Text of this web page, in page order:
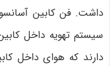
داشت. فن کابین
سیستم تهویه داخل
دارند که هوای داخل